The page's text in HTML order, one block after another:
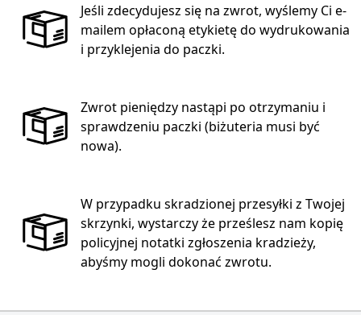
Jeśli zdecydujesz się na zwrot, wyślemy Ci e-
mailem opłaconą etykietę do wydrukowania
i przyklejenia do paczki.
Zwrot pieniędzy nastąpi po otrzymaniu i
sprawdzeniu paczki (biżuteria musi być
nowa).
W przypadku skradzionej przesyłki z Twojej
skrzynki, wystarczy że prześlesz nam kopię
policyjnej notatki zgłoszenia kradzieży,
abyśmy mogli dokonać zwrotu.